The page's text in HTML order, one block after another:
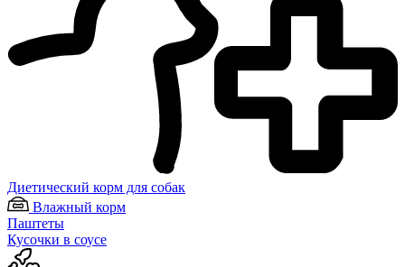
Диетический корм для собак
Влажный корм
Паштеты
Кусочки в соусе